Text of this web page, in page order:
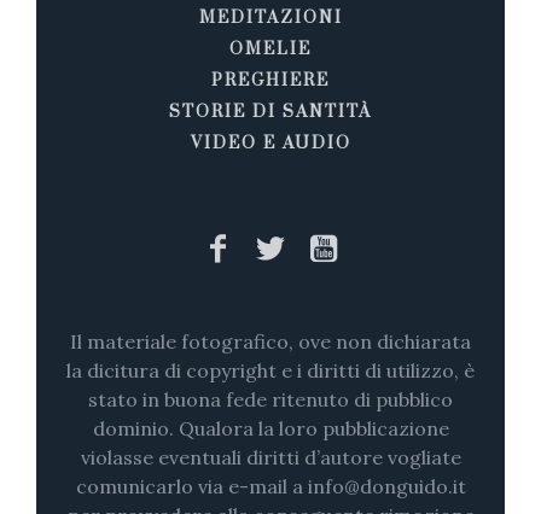
MEDITAZIONI
OMELIE
PREGHIERE
STORIE DI SANTITÀ
VIDEO E AUDIO
Il materiale fotografico, ove non dichiarata
la dicitura di copyright e i diritti di utilizzo, è
stato in buona fede ritenuto di pubblico
dominio. Qualora la loro pubblicazione
violasse eventuali diritti d’autore vogliate
comunicarlo via e-mail a info@donguido.it